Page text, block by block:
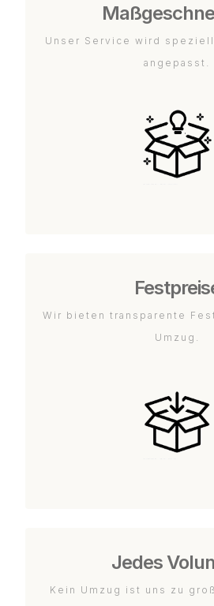
Unser Service wird
angepasst.
Wir bieten transparente
Umzug.
Jedes
Kein Umzug ist uns zu